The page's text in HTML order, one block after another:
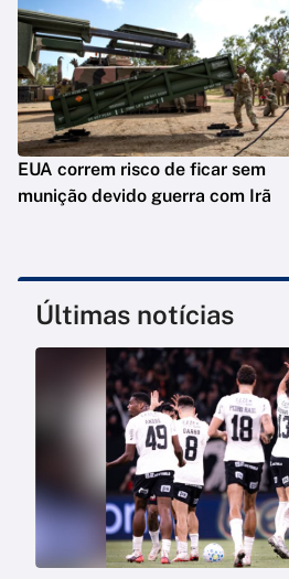
EUA correm risco de ficar sem
munição devido guerra com Irã
Últimas notícias